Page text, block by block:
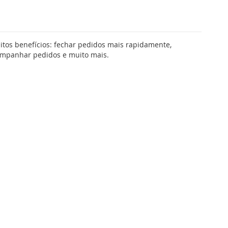
benefícios: fechar pedidos mais rapidamente,
pedidos e muito mais.